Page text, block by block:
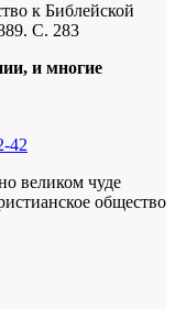
к Библейской
С. 283
и многие
42
великом чуде
общество